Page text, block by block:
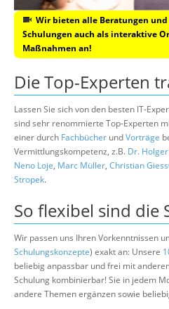
Wir bieten alle Beratungen und
Schulungen auch als interaktive
Maßnahmen an!
Die Top-Experten
Lassen Sie sich von den besten IT-
sind sehr renommierte Top-Experten
einer durch Fachbücher undVorträge
Vermittlungskompetenz, z.B. Dr.
Neno Loje, Marc Müller, Christian
Stropek.
So flexibel sind die
Wir passen uns Ihren Vorkenntnissen
Schulungskonzepte) exakt an: Unsere
beliebig anpassbar und frei mit
Schulung kombinierbar! Sie in jedem
andere Themen ergänzen sowie